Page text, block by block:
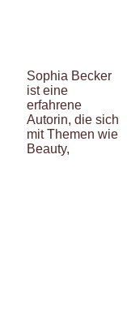
Sophia Becker
ist eine
erfahrene
Autorin, die sich
mit Themen wie
Beauty,